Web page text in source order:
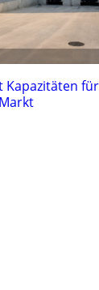
Kapazitäten